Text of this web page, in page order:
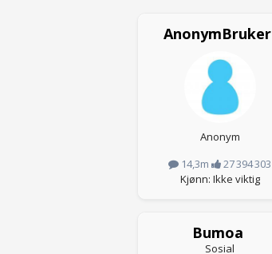
AnonymBruker
Anonym
14,3m
27 394 303
Kjønn: Ikke viktig
Bumoa
Sosial